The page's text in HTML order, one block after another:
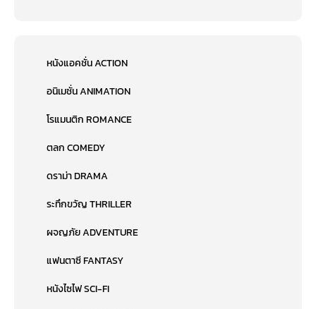
หนังแอคชั่น ACTION
อนิเมชั่น ANIMATION
โรแมนติก ROMANCE
ตลก COMEDY
ดราม่า DRAMA
ระทึกขวัญ THRILLER
ผจญภัย ADVENTURE
แฟนตาซี FANTASY
หนังไซไฟ SCI-FI